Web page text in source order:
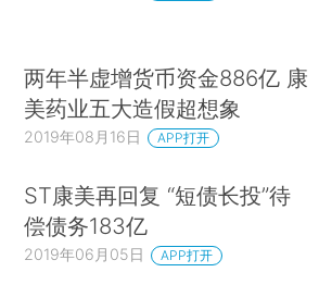
两年半虚增货币资金886亿 康
美药业五大造假超想象
2019年08月16日 APP打开
ST康美再回复 “短债长投”待
偿债务183亿
2019年06月05日 APP打开